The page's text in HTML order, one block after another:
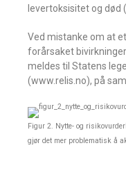
levertoksisitet og død
Ved mistanke om at
forårsaket
meldes til Statens
(www.relis.no), på
Figur 2. Nytte- og
gjør det mer problematisk å